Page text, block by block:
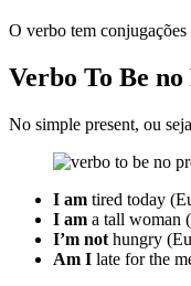
O verbo tem
Verbo To Be
No simple present, ou
I am tired today
I am a tall woman
I’m not hungry
Am I late for the